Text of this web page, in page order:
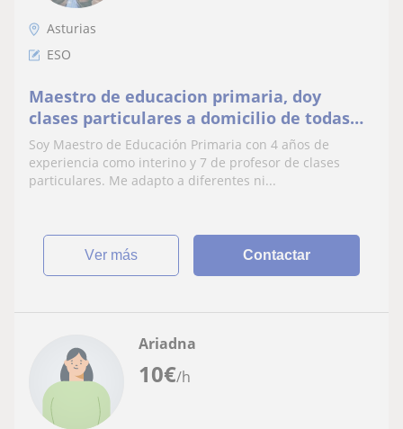
Asturias
ESO
Maestro de educacion primaria, doy
clases particulares a domicilio de todas
las materias, primaria y ESO
Soy Maestro de Educación Primaria con 4 años de
experiencia como interino y 7 de profesor de clases
particulares. Me adapto a diferentes ni...
ver más Contactar
10€/h
Ariadna